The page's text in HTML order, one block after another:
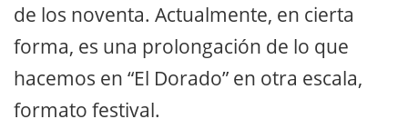
de los noventa. Actualmente, en cierta
forma, es una prolongación de lo que
hacemos en “El Dorado” en otra escala,
formato festival.